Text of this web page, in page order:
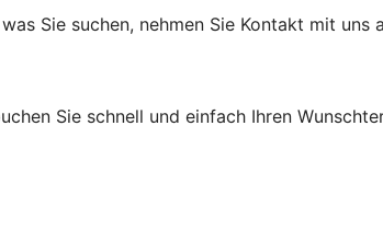
Sie suchen, nehmen Sie Kontakt mit
Sie schnell und einfach Ihren